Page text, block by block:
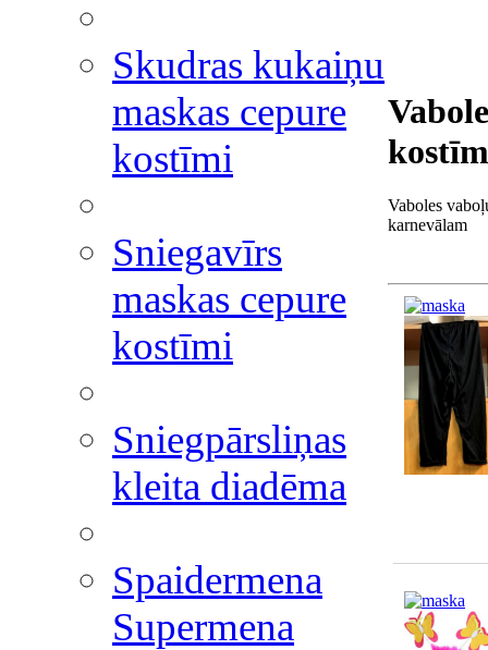
Skudras kukaiņu
maskas cepure
kostīmi
Sniegavīrs
maskas cepure
kostīmi
Sniegpārsliņas
kleita diadēma
Spaidermena
Supermena
Vaboles
karnevālam